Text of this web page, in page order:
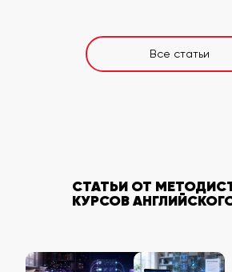
Все статьи
СТАТЬИ ОТ
КУРСОВ